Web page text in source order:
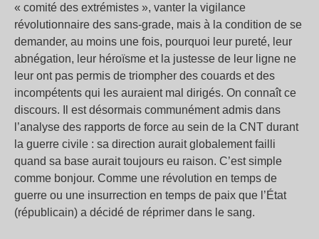
« comité des extrémistes », vanter la vigilance
révolutionnaire des sans-grade, mais à la condition de se
demander, au moins une fois, pourquoi leur pureté, leur
abnégation, leur héroïsme et la justesse de leur ligne ne
leur ont pas permis de triompher des couards et des
incompétents qui les auraient mal dirigés. On connaît ce
discours. Il est désormais communément admis dans
l’analyse des rapports de force au sein de la CNT durant
la guerre civile : sa direction aurait globalement failli
quand sa base aurait toujours eu raison. C’est simple
comme bonjour. Comme une révolution en temps de
guerre ou une insurrection en temps de paix que l’État
(républicain) a décidé de réprimer dans le sang.